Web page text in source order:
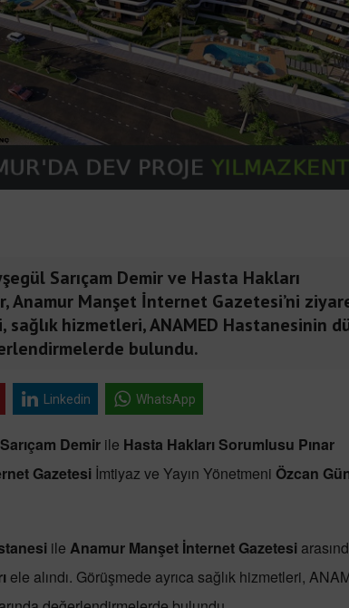
Sarıçam Demir ve Hasta Hakları
Anamur Manşet İnternet Gazetesi’ni
hizmetleri, ANAMED Hastanesinin
bulundu.
Linkedin WhatsApp
Demir ile Hasta Hakları Sorumlusu Pınar
Gazetesi İmtiyaz ve Yayın Yönetmeni Özcan
ile Anamur Manşet İnternet Gazetesi
ele alındı. Görüşmede ayrıca sağlık hizmetleri,